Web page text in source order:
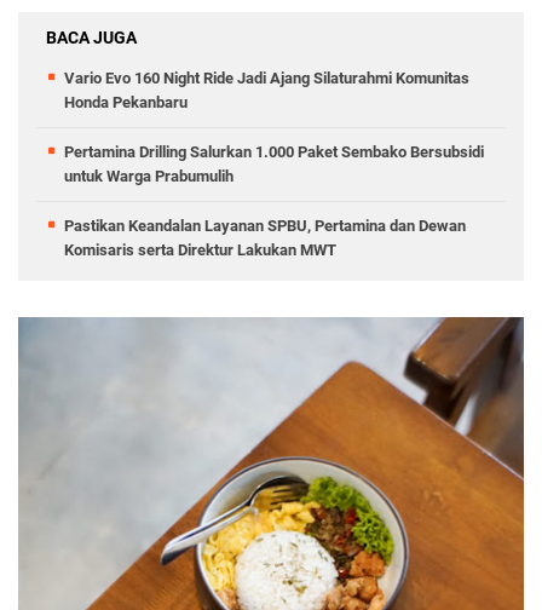
BACA JUGA
Vario Evo 160 Night Ride Jadi Ajang Silaturahmi Komunitas
Honda Pekanbaru
Pertamina Drilling Salurkan 1.000 Paket Sembako Bersubsidi
untuk Warga Prabumulih
Pastikan Keandalan Layanan SPBU, Pertamina dan Dewan
Komisaris serta Direktur Lakukan MWT